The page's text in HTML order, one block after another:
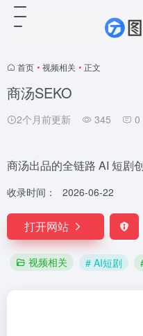
首页 • 视频相关 • 正文
商汤SEKO
2个月前更新 345 0
商汤出品的全链路 AI 短剧
收录时间： 2026-06-22
打开网站
视频相关 # AI短剧